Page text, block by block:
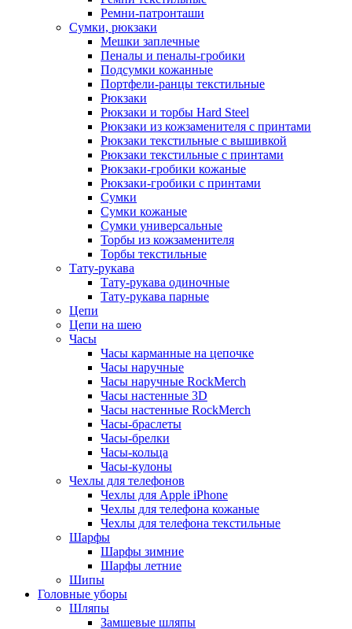
Ремни-патронташи
Сумки, рюкзаки
Мешки заплечные
Пеналы и пеналы-гробики
Подсумки кожанные
Портфели-ранцы текстильные
Рюкзаки
Рюкзаки и торбы Hard Steel
Рюкзаки из кожзаменителя с принтами
Рюкзаки текстильные с вышивкой
Рюкзаки текстильные с принтами
Рюкзаки-гробики кожаные
Рюкзаки-гробики с принтами
Сумки
Сумки кожаные
Сумки универсальные
Торбы из кожзаменителя
Торбы текстильные
Тату-рукава
Тату-рукава одиночные
Тату-рукава парные
Цепи
Цепи на шею
Часы
Часы карманные на цепочке
Часы наручные
Часы наручные RockMerch
Часы настенные 3D
Часы настенные RockMerch
Часы-браслеты
Часы-брелки
Часы-кольца
Часы-кулоны
Чехлы для телефонов
Чехлы для Apple iPhone
Чехлы для телефона кожаные
Чехлы для телефона текстильные
Шарфы
Шарфы зимние
Шарфы летние
Шипы
Головные уборы
Шляпы
Замшевые шляпы